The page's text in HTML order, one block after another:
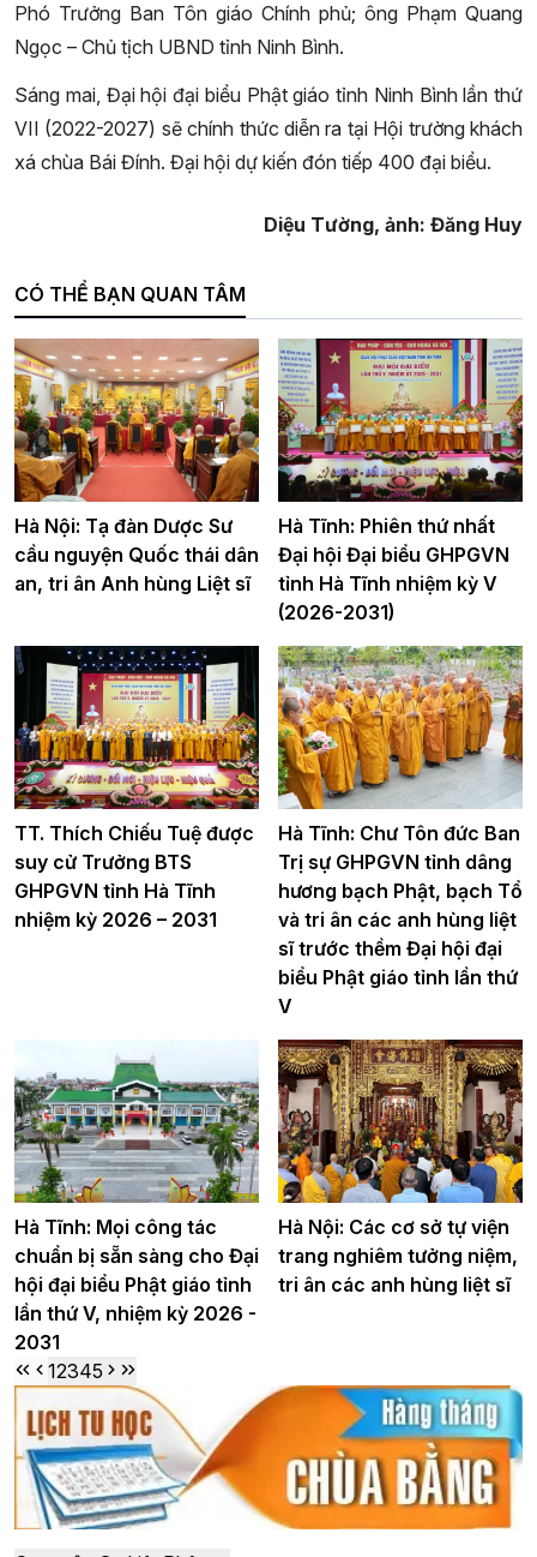
Phó Trưởng Ban Tôn giáo Chính phủ; ông Phạm Quang
Ngọc – Chủ tịch UBND tỉnh Ninh Bình.
Sáng mai, Đại hội đại biểu Phật giáo tỉnh Ninh Bình lần thứ
VII (2022-2027) sẽ chính thức diễn ra tại Hội trường khách
xá chùa Bái Đính. Đại hội dự kiến đón tiếp 400 đại biểu.
Diệu Tường, ảnh: Đăng Huy
CÓ THỂ BẠN QUAN TÂM
Hà Nội: Tạ đàn Dược Sư
cầu nguyện Quốc thái dân
an, tri ân Anh hùng Liệt sĩ
Hà Tĩnh: Phiên thứ nhất
Đại hội Đại biểu GHPGVN
tỉnh Hà Tĩnh nhiệm kỳ V
(2026-2031)
TT. Thích Chiếu Tuệ được
suy cử Trưởng BTS
GHPGVN tỉnh Hà Tĩnh
nhiệm kỳ 2026 – 2031
Hà Tĩnh: Chư Tôn đức Ban
Trị sự GHPGVN tỉnh dâng
hương bạch Phật, bạch Tổ
và tri ân các anh hùng liệt
sĩ trước thềm Đại hội đại
biểu Phật giáo tỉnh lần thứ
V
Hà Tĩnh: Mọi công tác
chuẩn bị sẵn sàng cho Đại
hội đại biểu Phật giáo tỉnh
lần thứ V, nhiệm kỳ 2026 -
2031
Hà Nội: Các cơ sở tự viện
trang nghiêm tưởng niệm,
tri ân các anh hùng liệt sĩ
12345